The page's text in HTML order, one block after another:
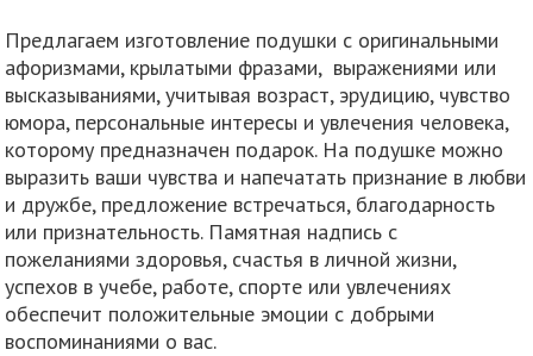
Предлагаем изготовление подушки с оригинальными
афоризмами, крылатыми фразами, выражениями или
высказываниями, учитывая возраст, эрудицию, чувство
юмора, персональные интересы и увлечения человека,
которому предназначен подарок. На подушке можно
выразить ваши чувства и напечатать признание в любви
и дружбе, предложение встречаться, благодарность
или признательность. Памятная надпись с
пожеланиями здоровья, счастья в личной жизни,
успехов в учебе, работе, спорте или увлечениях
обеспечит положительные эмоции с добрыми
воспоминаниями о вас.